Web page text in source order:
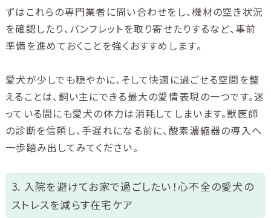
ずはこれらの専門業者に問い合わせをし、機材の空き状況
を確認したり、パンフレットを取り寄せたりするなど、事前
準備を進めておくことを強くおすすめします。
愛犬が少しでも穏やかに、そして快適に過ごせる空間を整
えることは、飼い主にできる最大の愛情表現の一つです。迷
っている間にも愛犬の体力は消耗してしまいます。獣医師
の診断を信頼し、手遅れになる前に、酸素濃縮器の導入へ
一歩踏み出してみてください。
3. 入院を避けてお家で過ごしたい！心不全の愛犬の
ストレスを減らす在宅ケア